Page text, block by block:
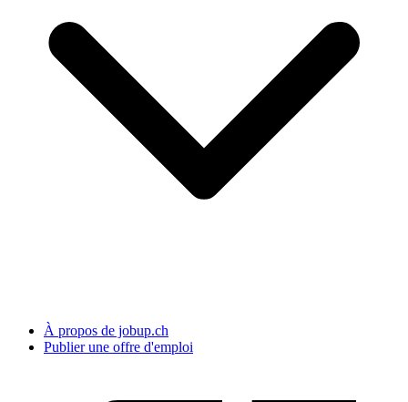
À propos de jobup.ch
Publier une offre d'emploi